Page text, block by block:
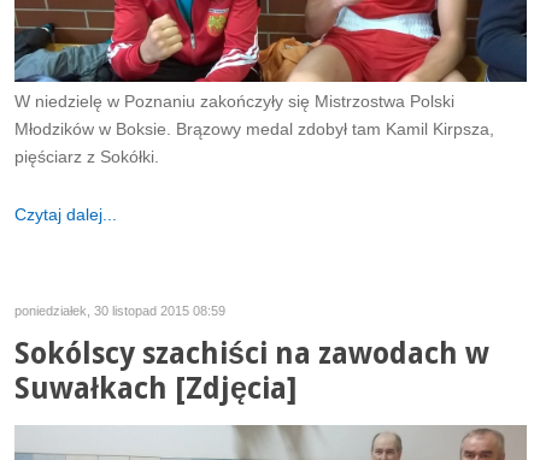
W niedzielę w Poznaniu zakończyły się Mistrzostwa Polski
Młodzików w Boksie. Brązowy medal zdobył tam Kamil Kirpsza,
pięściarz z Sokółki.
Czytaj dalej...
poniedziałek, 30 listopad 2015 08:59
Sokólscy szachiści na zawodach w
Suwałkach [Zdjęcia]